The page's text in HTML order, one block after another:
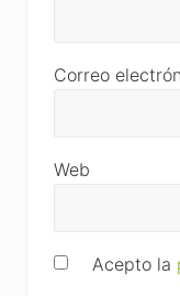
Correo
Web
Acepto la